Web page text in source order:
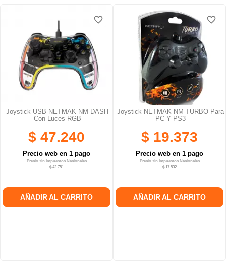
Joystick USB NETMAK NM-DASH
Con Luces RGB
$ 47.240
Precio web en 1 pago
Precio sin Impuestos Nacionales
$ 42.751
AÑADIR AL CARRITO
favorite_border
favorite_border
Joystick NETMAK NM-TURBO Para
PC Y PS3
$ 19.373
Precio web en 1 pago
Precio sin Impuestos Nacionales
$ 17.532
AÑADIR AL CARRITO
favorite_border
favorite_border